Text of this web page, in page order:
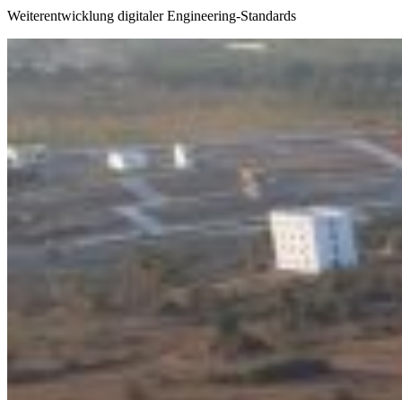
Weiterentwicklung digitaler Engineering-Standards